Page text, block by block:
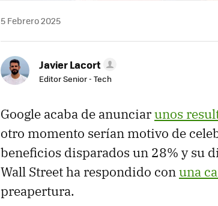
5 Febrero 2025
Javier Lacort
Editor Senior - Tech
Google acaba de anunciarunos
otro momento serían motivo de
beneficios disparados un 28% y su
Wall Street ha respondido conuna
preapertura.